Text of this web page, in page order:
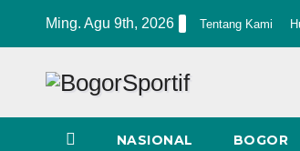
Ming. Agu 9th, 2026 Tentang Kami
NASIONAL BOGOR